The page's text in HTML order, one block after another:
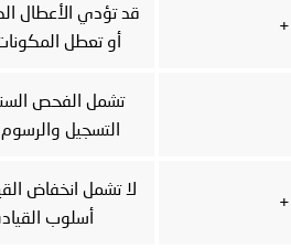
قد تؤدي الأعطال
أو تعطل
تشمل الفحص
التسجيل والرسوم
لا تشمل انخفاض
أسلوب